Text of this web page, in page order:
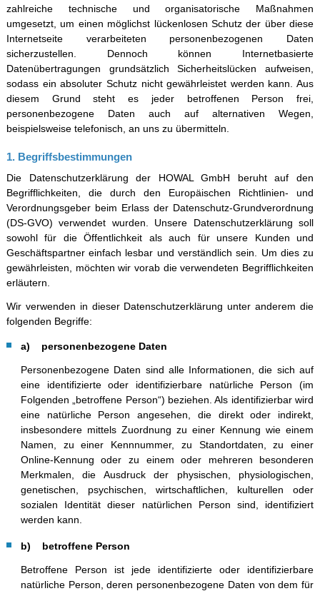
zahlreiche technische und organisatorische Maßnahmen
umgesetzt, um einen möglichst lückenlosen Schutz der über diese
Internetseite verarbeiteten personenbezogenen Daten
sicherzustellen. Dennoch können Internetbasierte
Datenübertragungen grundsätzlich Sicherheitslücken aufweisen,
sodass ein absoluter Schutz nicht gewährleistet werden kann. Aus
diesem Grund steht es jeder betroffenen Person frei,
personenbezogene Daten auch auf alternativen Wegen,
beispielsweise telefonisch, an uns zu übermitteln.
1. Begriffsbestimmungen
Die Datenschutzerklärung der HOWAL GmbH beruht auf den
Begrifflichkeiten, die durch den Europäischen Richtlinien- und
Verordnungsgeber beim Erlass der Datenschutz-Grundverordnung
(DS-GVO) verwendet wurden. Unsere Datenschutzerklärung soll
sowohl für die Öffentlichkeit als auch für unsere Kunden und
Geschäftspartner einfach lesbar und verständlich sein. Um dies zu
gewährleisten, möchten wir vorab die verwendeten Begrifflichkeiten
erläutern.
Wir verwenden in dieser Datenschutzerklärung unter anderem die
folgenden Begriffe:
a) personenbezogene Daten
Personenbezogene Daten sind alle Informationen, die sich auf
eine identifizierte oder identifizierbare natürliche Person (im
Folgenden „betroffene Person“) beziehen. Als identifizierbar wird
eine natürliche Person angesehen, die direkt oder indirekt,
insbesondere mittels Zuordnung zu einer Kennung wie einem
Namen, zu einer Kennnummer, zu Standortdaten, zu einer
Online-Kennung oder zu einem oder mehreren besonderen
Merkmalen, die Ausdruck der physischen, physiologischen,
genetischen, psychischen, wirtschaftlichen, kulturellen oder
sozialen Identität dieser natürlichen Person sind, identifiziert
werden kann.
b) betroffene Person
Betroffene Person ist jede identifizierte oder identifizierbare
natürliche Person, deren personenbezogene Daten von dem für